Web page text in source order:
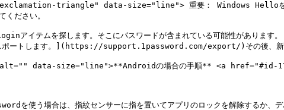
triangle" data-size="line"> 重要： Windows Helloを使ってア
ください。
イテムを探します。そこにパスワードが含まれている可能性があります。
ポートします。](https://support.1password.com/export/)その後、新しい
alt="" data-size="line">**Androidの場合の手順** <a href="#id-
を使う場合は、指紋センサーに指を置いてアプリのロックを解除するか、